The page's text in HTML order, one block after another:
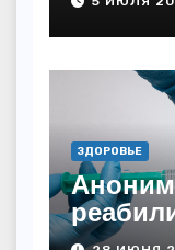
ЗДОРОВЬЕ